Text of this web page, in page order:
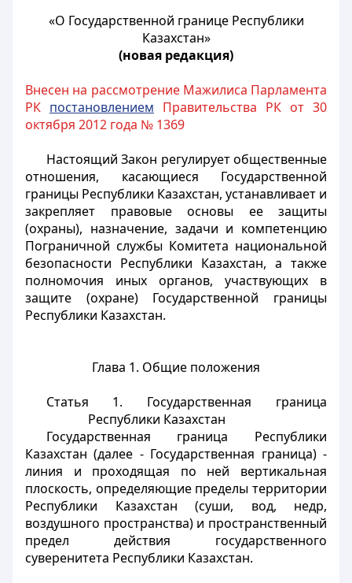
«О Государственной границе Республики
Казахстан»
(новая редакция)
Внесен на рассмотрение Мажилиса Парламента
РК постановлением Правительства РК от 30
октября 2012 года № 1369
Настоящий Закон регулирует общественные
отношения, касающиеся Государственной
границы Республики Казахстан, устанавливает и
закрепляет правовые основы ее защиты
(охраны), назначение, задачи и компетенцию
Пограничной службы Комитета национальной
безопасности Республики Казахстан, а также
полномочия иных органов, участвующих в
защите (охране) Государственной границы
Республики Казахстан.
Глава 1. Общие положения
Статья 1. Государственная граница
Республики Казахстан
Государственная граница Республики
Казахстан (далее - Государственная граница) -
линия и проходящая по ней вертикальная
плоскость, определяющие пределы территории
Республики Казахстан (суши, вод, недр,
воздушного пространства) и пространственный
предел действия государственного
суверенитета Республики Казахстан.